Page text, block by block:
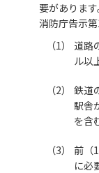
要がありま
消防庁告示
道路
ル以
鉄道
駅舎
を含
前（
に必